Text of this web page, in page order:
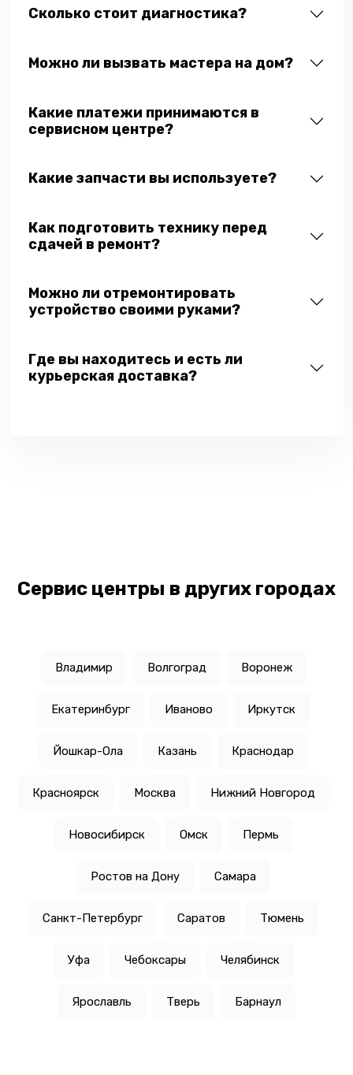
Сколько стоит диагностика?
Можно ли вызвать мастера на дом?
Какие платежи принимаются в
сервисном центре?
Какие запчасти вы используете?
Как подготовить технику перед
сдачей в ремонт?
Можно ли отремонтировать
устройство своими руками?
Где вы находитесь и есть ли
курьерская доставка?
Сервис центры в других городах
Владимир Волгоград Воронеж
Екатеринбург Иваново Иркутск
Йошкар-Ола Казань Краснодар
Красноярск Москва Нижний Новгород
Новосибирск Омск Пермь
Ростов на Дону Самара
Санкт-Петербург Саратов Тюмень
Уфа Чебоксары Челябинск
Ярославль Тверь Барнаул